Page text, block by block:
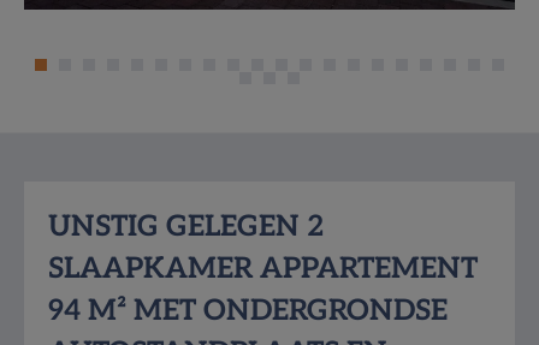
Omschrijving
UNSTIG GELEGEN 2
SLAAPKAMER APPARTEMENT
94 M² MET ONDERGRONDSE